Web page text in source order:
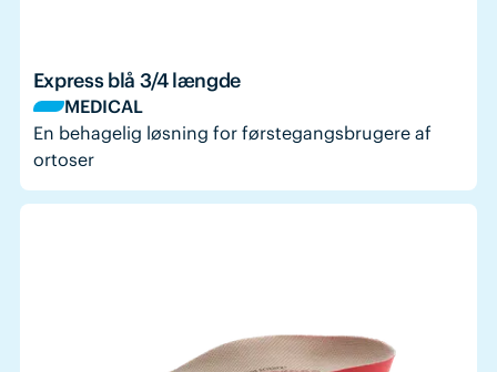
Express blå 3/4 længde
MEDICAL
En behagelig løsning for førstegangsbrugere af
ortoser